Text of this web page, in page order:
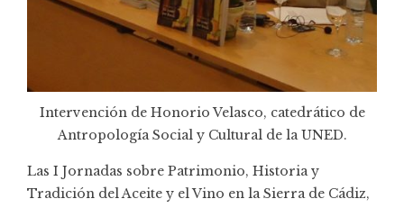
Intervención de Honorio Velasco, catedrático de
Antropología Social y Cultural de la UNED.
Las I Jornadas sobre Patrimonio, Historia y
Tradición del Aceite y el Vino en la Sierra de Cádiz,